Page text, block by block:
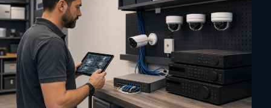
Керчь
Кисловодск
Краснодар
Магас
Майкоп
Махачкала